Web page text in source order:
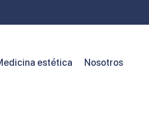
estética Nosotros